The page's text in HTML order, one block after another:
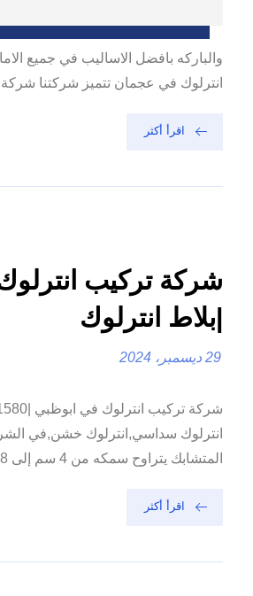
والباركه بافضل الاساليب في جميع
انترلوك في عجمان تتميز شركتنا
اقرأ أكثر
|بلاط انترلوك
29 ديسمبر، 2024
انترلوك سداسي,انترلوك خشن,في
المتشابك يتراوح سمكه من 4 سم إلى 8 سم ، ويتم اختيار السمك حسب المكان الذي سيتم تثبيته. يأتي Interlock بأشكال هندسية مميزة ...
اقرأ أكثر